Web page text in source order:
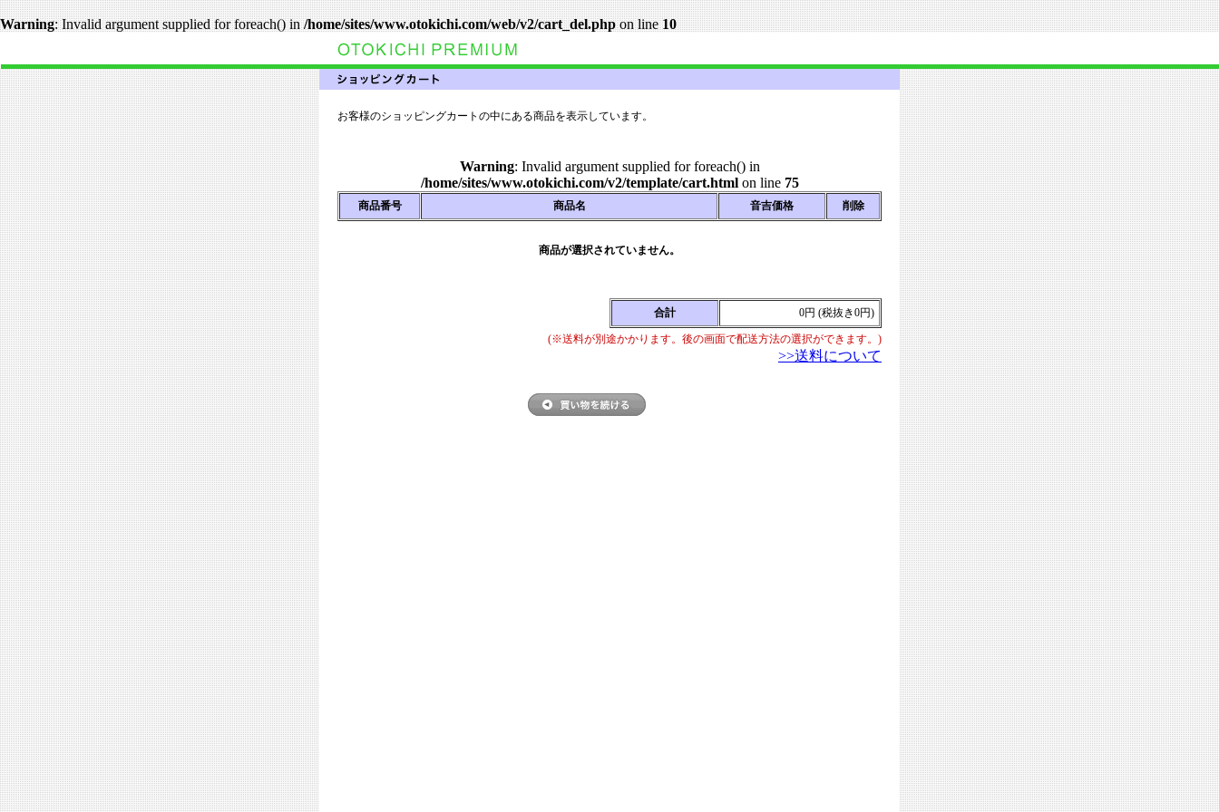
Warning: Invalid argument supplied for foreach() in/home/sites/www.otokichi.com/web/v2/cart_del.phpon line10
お客様のショッピングカートの中にある商品を表示しています。
Warning: Invalid argument supplied for foreach() in
/home/sites/www.otokichi.com/v2/template/cart.htmlon line 75
商品番号 商品名 音吉価格 削除
商品が選択されていません。
合計 0円 (税抜き0円)
(※送料が別途かかります。後の画面で配送方法の選択ができます。)
>>送料について